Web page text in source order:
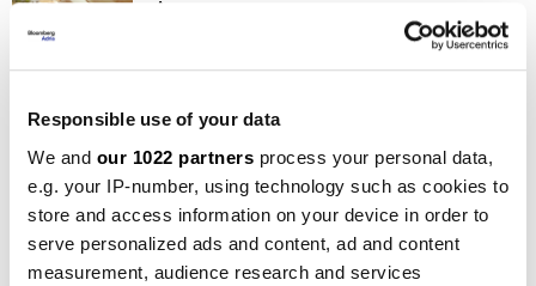
Responsible use of your data
We and our 1022 partners process your personal data,
e.g. your IP-number, using technology such as cookies to
store and access information on your device in order to
serve personalized ads and content, ad and content
measurement, audience research and services
Авто
Масажа и ароматерапија за возачите
- велнес индустријата влезе во
Македонија
Во Македонија лани увезени 65
возила поскапи од 100.000 евра
23.01.2025